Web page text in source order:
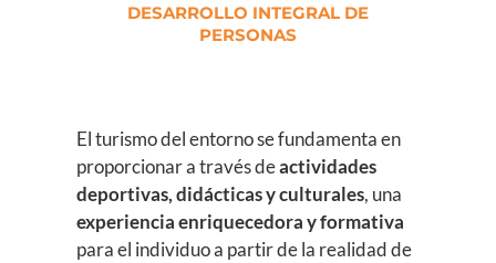
DESARROLLO INTEGRAL DE
PERSONAS
El turismo del entorno se fundamenta en
proporcionar a través deactividades
deportivas, didácticas y culturales, una
experiencia enriquecedora y formativa
para el individuo a partir de la realidad de